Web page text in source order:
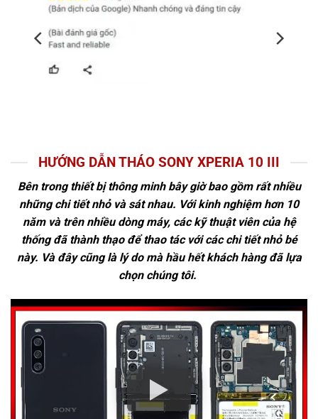
HƯỚNG DẪN THÁO SONY XPERIA 10 III
Bên trong thiết bị thông minh bây giờ bao gồm rất nhiều
những chi tiết nhỏ và sát nhau. Với kinh nghiệm hơn 10
năm và trên nhiều dòng máy, các kỹ thuật viên của hệ
thống đã thành thạo để thao tác với các chi tiết nhỏ bé
này. Và đây cũng là lý do mà hầu hết khách hàng đã lựa
chọn chúng tôi.